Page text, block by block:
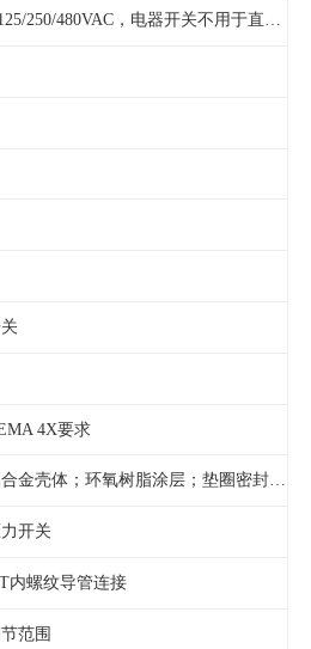
4X要求
压铸铝合金壳体；环氧树脂涂层；垫圈密封；卡紧螺丝
开关
内螺纹导管连接
范围